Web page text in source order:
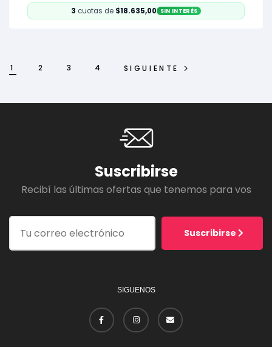
3 cuotas de $18.635,00 SIN INTERÉS
1 2 3 4 SIGUIENTE
Suscribirse
Recibí las últimas ofertas que tenemos para vos
Suscribirse
SIGUENOS